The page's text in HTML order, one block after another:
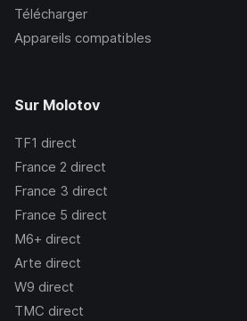
Télécharger
Appareils compatibles
Sur Molotov
TF1 direct
France 2 direct
France 3 direct
France 5 direct
M6+ direct
Arte direct
W9 direct
TMC direct